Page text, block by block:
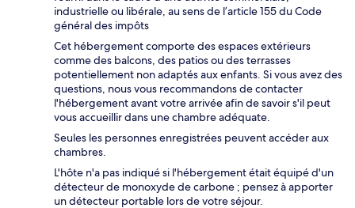
industrielle ou libérale, au sens de l’article 155 du Code
général des impôts
Cet hébergement comporte des espaces extérieurs
comme des balcons, des patios ou des terrasses
potentiellement non adaptés aux enfants. Si vous avez des
questions, nous vous recommandons de contacter
l'hébergement avant votre arrivée afin de savoir s'il peut
vous accueillir dans une chambre adéquate.
Seules les personnes enregistrées peuvent accéder aux
chambres.
L'hôte n'a pas indiqué si l'hébergement était équipé d'un
détecteur de monoxyde de carbone ; pensez à apporter
un détecteur portable lors de votre séjour.